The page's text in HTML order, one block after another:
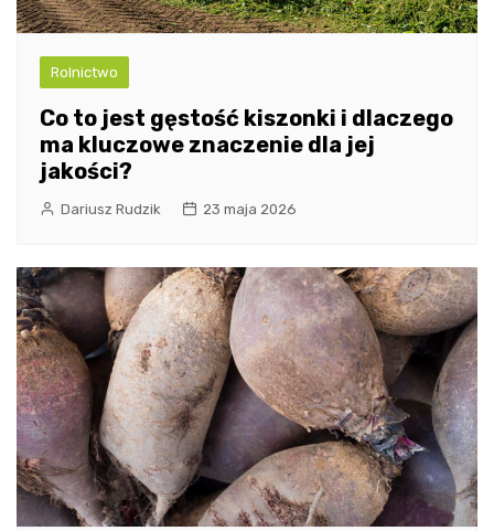
Rolnictwo
Co to jest gęstość kiszonki i dlaczego
ma kluczowe znaczenie dla jej
jakości?
Dariusz Rudzik 23 maja 2026